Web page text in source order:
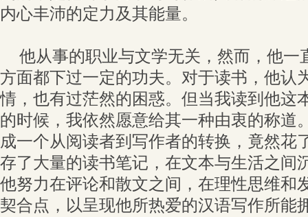
内心丰沛的定力及其能量。
他从事的职业与文学无关，然而，他一
方面都下过一定的功夫。对于读书，他认
情，也有过茫然的困惑。但当我读到他这
的时候，我依然愿意给其一种由衷的称道
成一个从阅读者到写作者的转换，竟然花
存了大量的读书笔记，在文本与生活之间
他努力在评论和散文之间，在理性思维和
契合点，以呈现他所热爱的汉语写作所能